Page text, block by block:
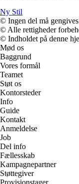
Ny Stil
© Ingen del må
© Alle rettigheder
© Indholdet på denne
Mød os
Baggrund
Vores formål
Teamet
Støt os
Kontorsteder
Info
Guide
Kontakt
Anmeldelse
Job
Del info
Fællesskab
Kampagnepartner
Støttegiver